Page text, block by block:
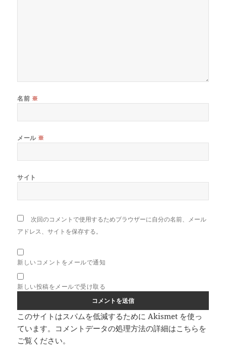
名前 ※
メール ※
サイト
次回のコメントで使用するためブラウザーに自分の名前、メール
アドレス、サイトを保存する。
新しいコメントをメールで通知
新しい投稿をメールで受け取る
このサイトはスパムを低減するために Akismet を使っ
ています。 コメントデータの処理方法の詳細はこちらを
ご覧ください。